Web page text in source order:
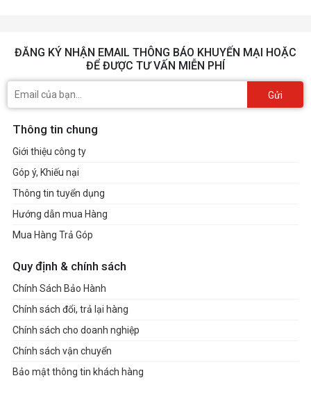
ĐĂNG KÝ NHẬN EMAIL THÔNG BÁO KHUYẾN MẠI HOẶC
ĐỂ ĐƯỢC TƯ VẤN MIỄN PHÍ
Gửi
Thông tin chung
Giới thiệu công ty
Góp ý, Khiếu nại
Thông tin tuyển dụng
Hướng dẫn mua Hàng
Mua Hàng Trả Góp
Quy định & chính sách
Chính Sách Bảo Hành
Chính sách đổi, trả lại hàng
Chính sách cho doanh nghiệp
Chính sách vận chuyển
Bảo mật thông tin khách hàng